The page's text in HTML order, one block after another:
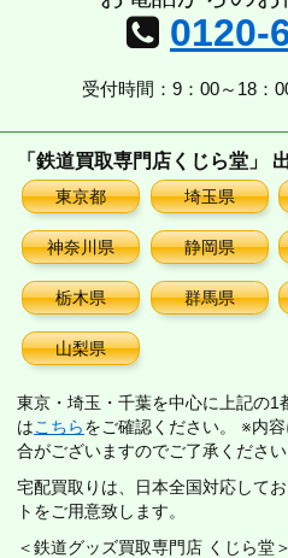
0120-
受付時間：9：00～18：
「鉄道買取専門店くじら堂」
東京都 埼玉県
神奈川県 静岡県
栃木県 群馬県
山梨県
東京・埼玉・千葉を中心に上記の1
はこちらをご確認ください。 ※内
合がございますのでご了承ください
宅配買取りは、日本全国対応して
トをご用意致します。
＜鉄道グッズ買取専門店 くじら堂